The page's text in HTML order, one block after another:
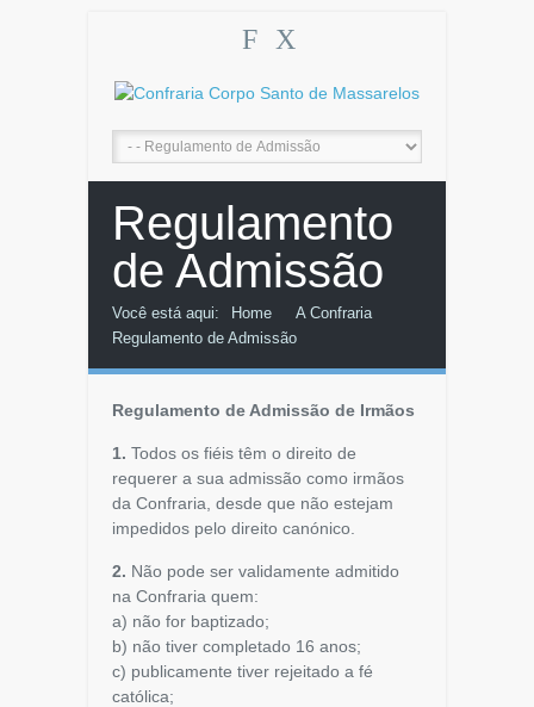
F X
Regulamento
de Admissão
Você está aqui: Home
A Confraria
Regulamento de Admissão
Regulamento de Admissão de Irmãos
1. Todos os fiéis têm o direito de
requerer a sua admissão como irmãos
da Confraria, desde que não estejam
impedidos pelo direito canónico.
2. Não pode ser validamente admitido
na Confraria quem:
a) não for baptizado;
b) não tiver completado 16 anos;
c) publicamente tiver rejeitado a fé
católica;